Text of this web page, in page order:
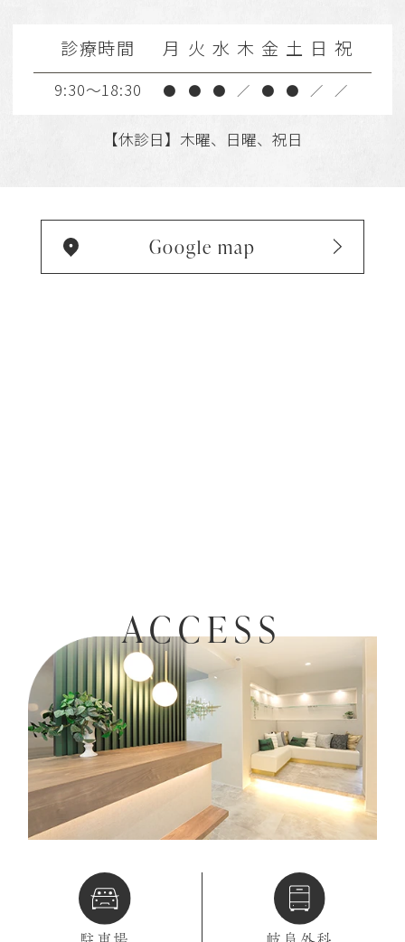
診療時間 月 火 水 木 金 土 日 祝
9:30～18:30 ● ● ● ／ ● ● ／ ／
【休診日】木曜、日曜、祝日
Google map
ACCESS